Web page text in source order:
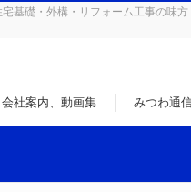
宅基礎・外構・リフォーム工事
会社案内、動画集 みつわ通